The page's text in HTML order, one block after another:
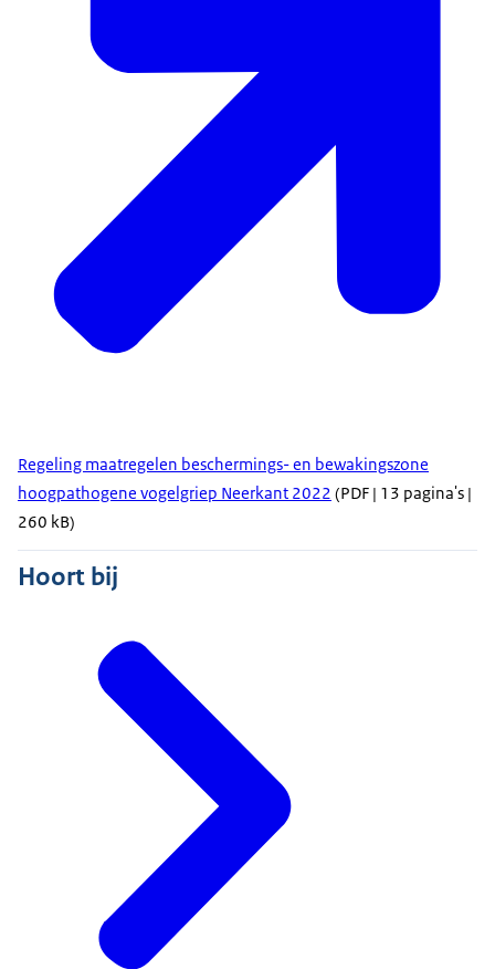
Regeling maatregelen beschermings- en bewakingszone
hoogpathogene vogelgriep Neerkant 2022 (PDF | 13 pagina's |
260 kB)
Hoort bij